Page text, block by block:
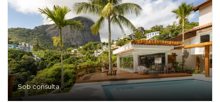
Sob consulta